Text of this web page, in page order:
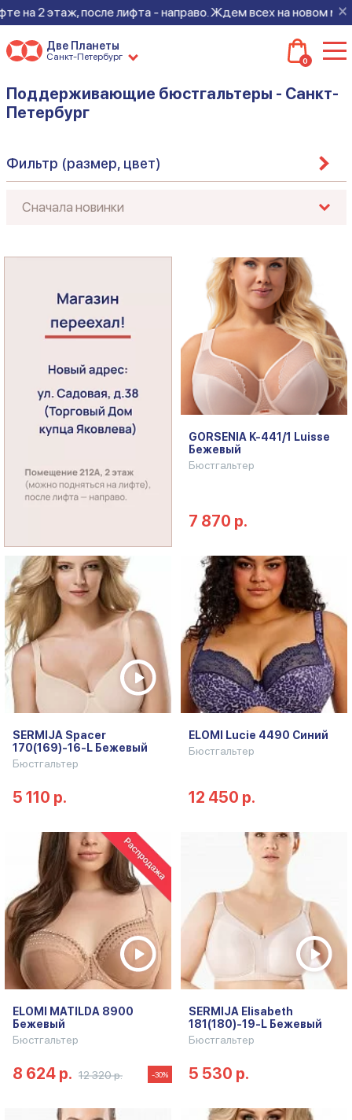
×
после лифта - направо. Ждем всех на новом месте!
Две Планеты
Санкт-Петербург 0
Поддерживающие бюстгальтеры - Санкт-
Петербург
Фильтр (размер, цвет)
GORSENIA K-441/1 Luisse
Бежевый
Бюстгальтер
7 870 р.
SERMIJA Spacer
170(169)-16-L Бежевый
Бюстгальтер
5 110 р.
ELOMI Lucie 4490 Синий
Бюстгальтер
12 450 р.
ELOMI MATILDA 8900
Бежевый
Бюстгальтер
8 624 р. 12 320 р. -30%
SERMIJA Elisabeth
181(180)-19-L Бежевый
Бюстгальтер
5 530 р.